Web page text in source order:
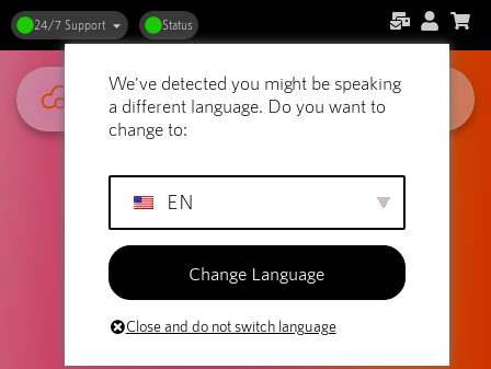
24/7 Support Status
We've detected you might be speaking
a different language. Do you want to
change to:
EN
Change Language
Close and do not switch language